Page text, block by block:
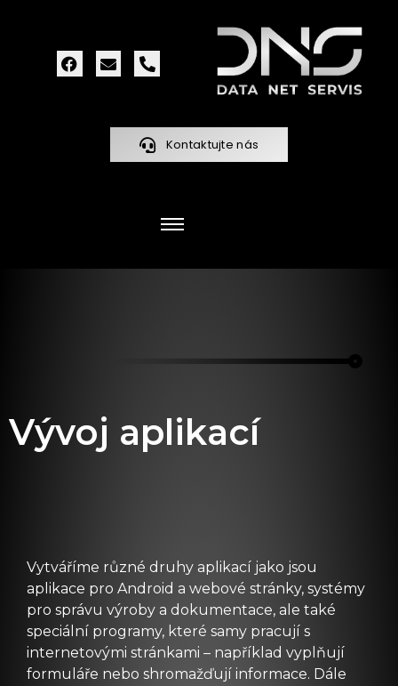
Kontaktujte nás
Vývoj aplikací
Vytváříme různé druhy aplikací jako jsou
aplikace pro Android a webové stránky, systémy
pro správu výroby a dokumentace, ale také
speciální programy, které samy pracují s
internetovými stránkami – například vyplňují
formuláře nebo shromažďují informace. Dále